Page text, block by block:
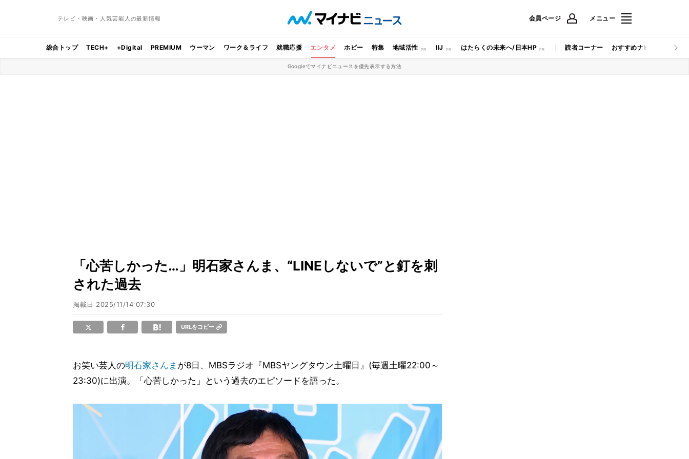
テレビ・映画・人気芸能人の最新情報 会員ページ メニュー
総合トップ TECH+ +Digital PREMIUM ウーマン ワーク＆ライフ 就職応援 エンタメ ホビー 特集 地域活性 IIJ はたらくの未来へ/日本HP 読者コーナー おすすめナビ マイナビ
Googleでマイナビニュースを優先表示する方法
「心苦しかった…」明石家さんま、“LINEしないで”と釘を刺
された過去
掲載日 2025/11/14 07:30
URLをコピー
お笑い芸人の明石家さんま が8日、MBSラジオ『MBSヤングタウン土曜日』(毎週土曜22:00～
23:30)に出演。「心苦しかった」という過去のエピソードを語った。